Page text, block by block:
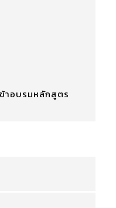
าอบรมหลักสูตร